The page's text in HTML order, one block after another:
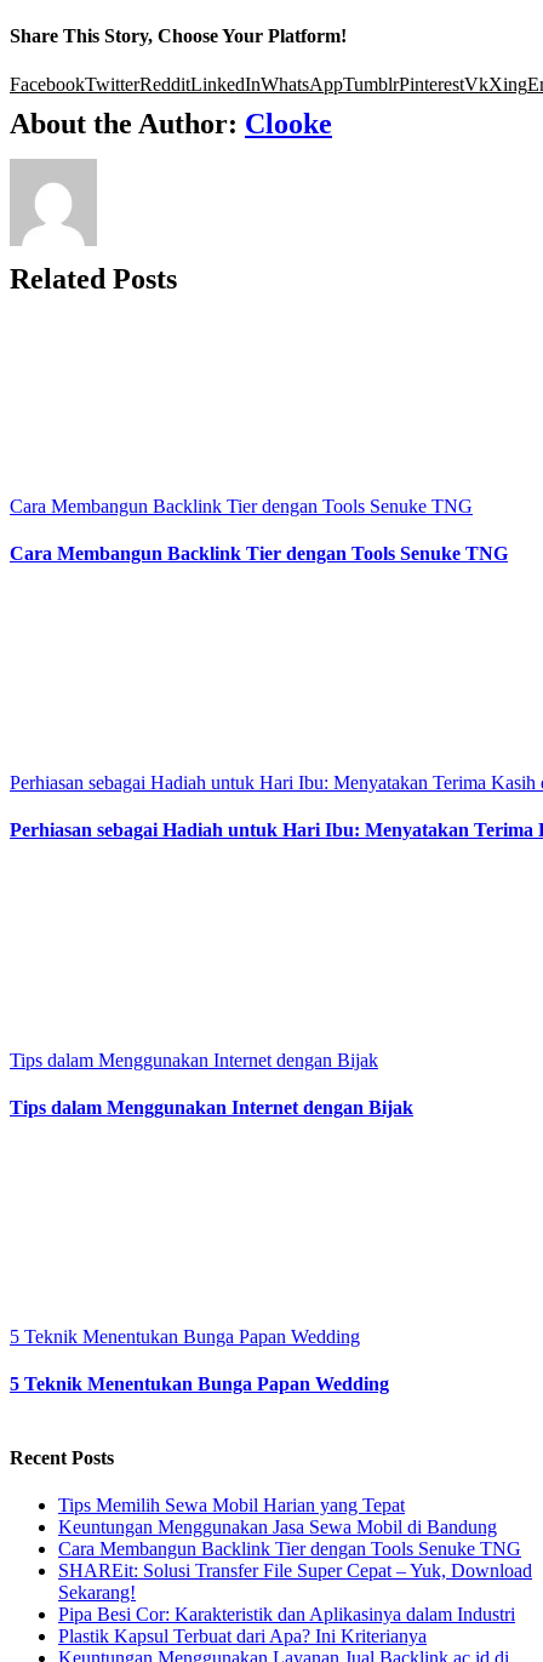
Share This Story, Choose Your Platform!
FacebookTwitterRedditLinkedInWhatsAppTumblrPinterestVkXing
About the Author: Clooke
Related Posts
Cara Membangun Backlink Tier dengan Tools Senuke TNG
Cara Membangun Backlink Tier dengan Tools Senuke TNG
Perhiasan sebagai Hadiah untuk Hari Ibu: Menyatakan Terima Kasih
Perhiasan sebagai Hadiah untuk Hari Ibu: Menyatakan Terima
Tips dalam Menggunakan Internet dengan Bijak
Tips dalam Menggunakan Internet dengan Bijak
5 Teknik Menentukan Bunga Papan Wedding
5 Teknik Menentukan Bunga Papan Wedding
Recent Posts
Tips Memilih Sewa Mobil Harian yang Tepat
Keuntungan Menggunakan Jasa Sewa Mobil di Bandung
Cara Membangun Backlink Tier dengan Tools Senuke TNG
SHAREit: Solusi Transfer File Super Cepat – Yuk, Download
Sekarang!
Pipa Besi Cor: Karakteristik dan Aplikasinya dalam Industri
Plastik Kapsul Terbuat dari Apa? Ini Kriterianya